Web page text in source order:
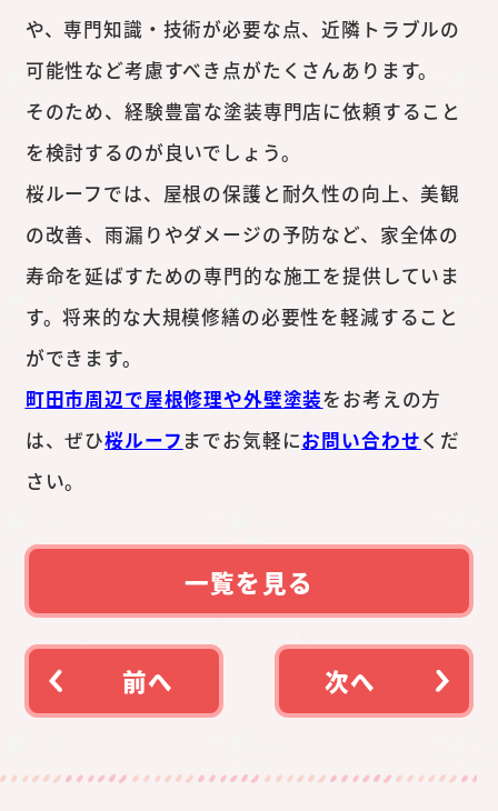
や、専門知識・技術が必要な点、近隣トラブルの
可能性など考慮すべき点がたくさんあります。
そのため、経験豊富な塗装専門店に依頼すること
を検討するのが良いでしょう。
桜ルーフでは、屋根の保護と耐久性の向上、美観
の改善、雨漏りやダメージの予防など、家全体の
寿命を延ばすための専門的な施工を提供していま
す。将来的な大規模修繕の必要性を軽減すること
ができます。
町田市周辺で屋根修理や外壁塗装をお考えの方
は、ぜひ桜ルーフ までお気軽にお問い合わせくだ
さい。
前へ
一覧を見る
次へ